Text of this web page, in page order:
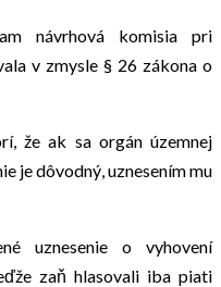
návrhová komisia pri
v zmysle § 26 zákona o
že ak sa orgán územnej
je dôvodný, uznesením mu
uznesenie o vyhovení
zaň hlasovali iba piati